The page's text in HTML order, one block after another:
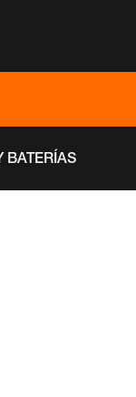
BATERÍAS